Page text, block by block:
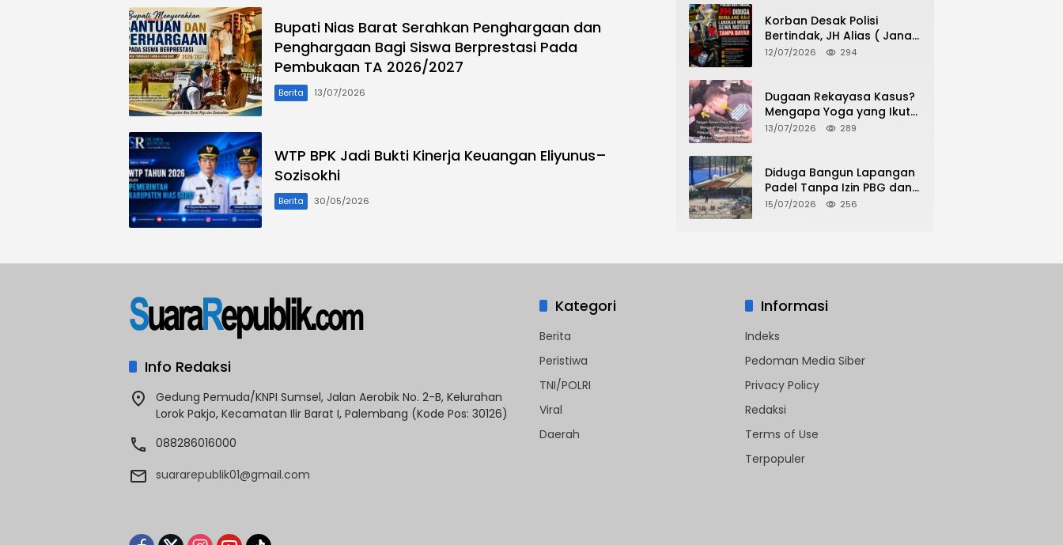
Bupati Nias Barat Serahkan Penghargaan dan
Penghargaan Bagi Siswa Berprestasi Pada
Pembukaan TA 2026/2027
Berita 13/07/2026
WTP BPK Jadi Bukti Kinerja Keuangan Eliyunus–
Sozisokhi
Berita 30/05/2026
HGB ke SHM
Korban Desak Polisi
Bertindak, JH Alias ( Jana
Haris) Diduga Berulang
12/07/2026 294
Dugaan Rekayasa Kasus?
Mengapa Yoga yang Ikut
Menangkap Pelaku
Tersangka?
13/07/2026 289
Diduga Bangun Lapangan
Padel Tanpa Izin PBG dan
Dispora, Warga Desak
15/07/2026 256
Info Redaksi
Gedung Pemuda/KNPI Sumsel, Jalan Aerobik No. 2-B, Kelurahan
Lorok Pakjo, Kecamatan Ilir Barat I, Palembang (Kode Pos: 30126)
088286016000
suararepublik01@gmail.com
Kategori
Berita
Peristiwa
TNI/POLRI
Viral
Daerah
Informasi
Indeks
Pedoman Media Siber
Privacy Policy
Redaksi
Terms of Use
Terpopuler